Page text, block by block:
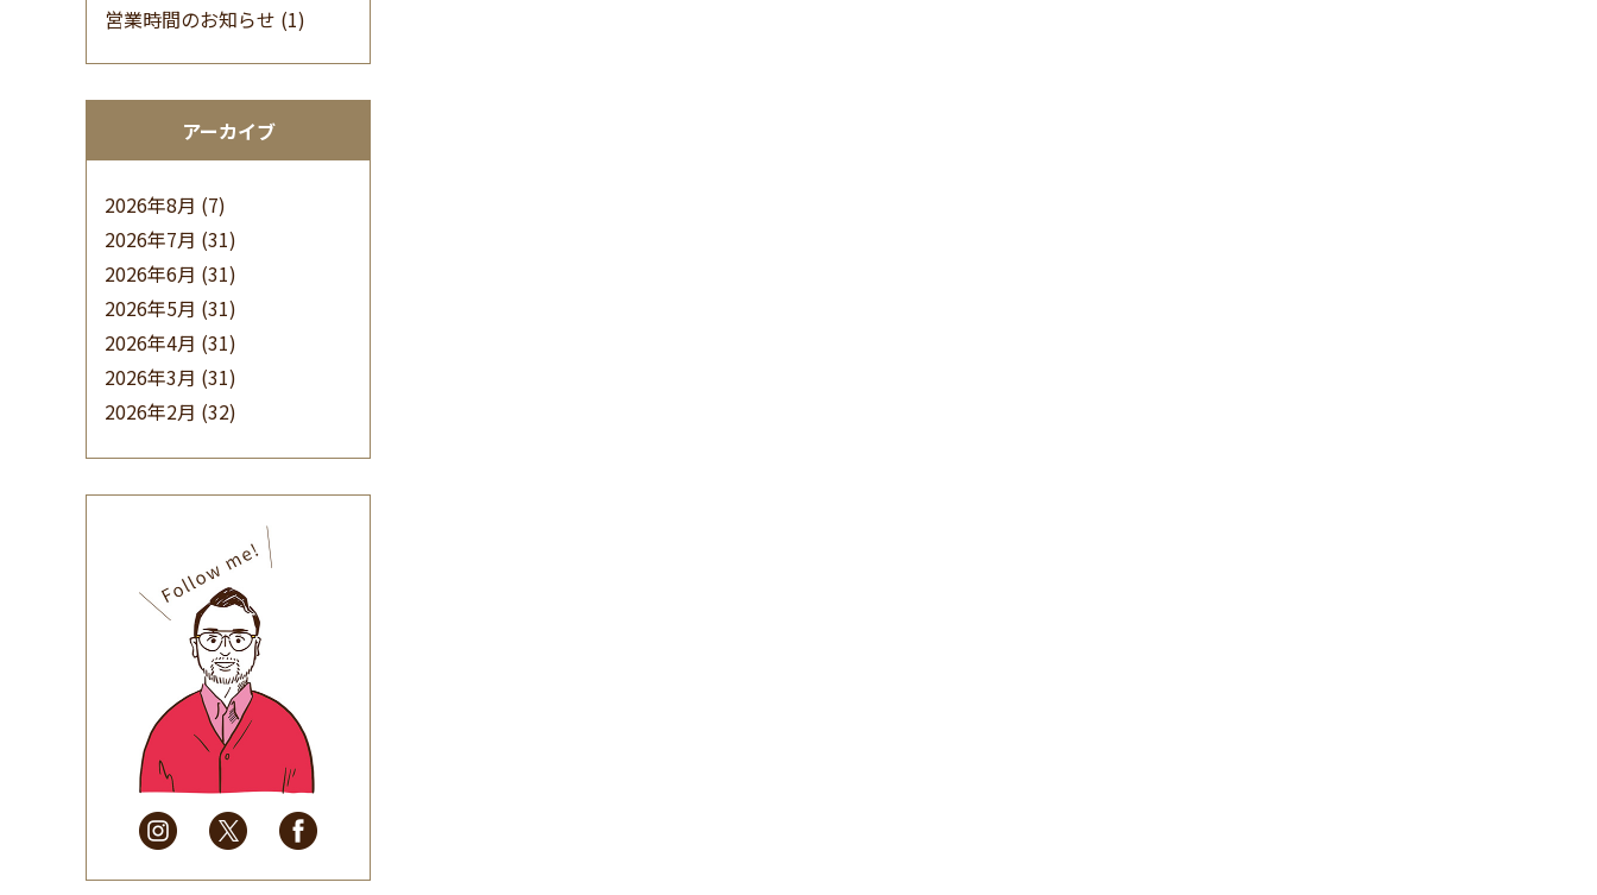
営業時間のお知らせ (1)
アーカイブ
2026年8月 (7)
2026年7月 (31)
2026年6月 (31)
2026年5月 (31)
2026年4月 (31)
2026年3月 (31)
2026年2月 (32)
(32)
2025年9月(30)
2025年8月(31)
2025年7月(37)
2025年6月(48)
2025年5月
(41)
2025年4月
(32)
2025年3月(31)
2025年2月
(28)
2025年1月
(34)